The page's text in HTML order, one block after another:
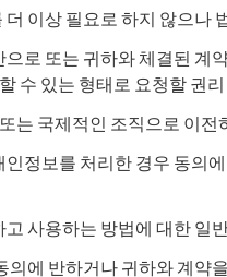
이상 필요로 하지 않으나
로 또는 귀하와 체결된 계
수 있는 형태로 요청할 권리
는 국제적인 조직으로 이
정보를 처리한 경우 동의
사용하는 방법에 대한 일
의에 반하거나 귀하와 계약